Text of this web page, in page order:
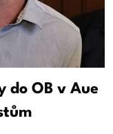
do OB v Aue